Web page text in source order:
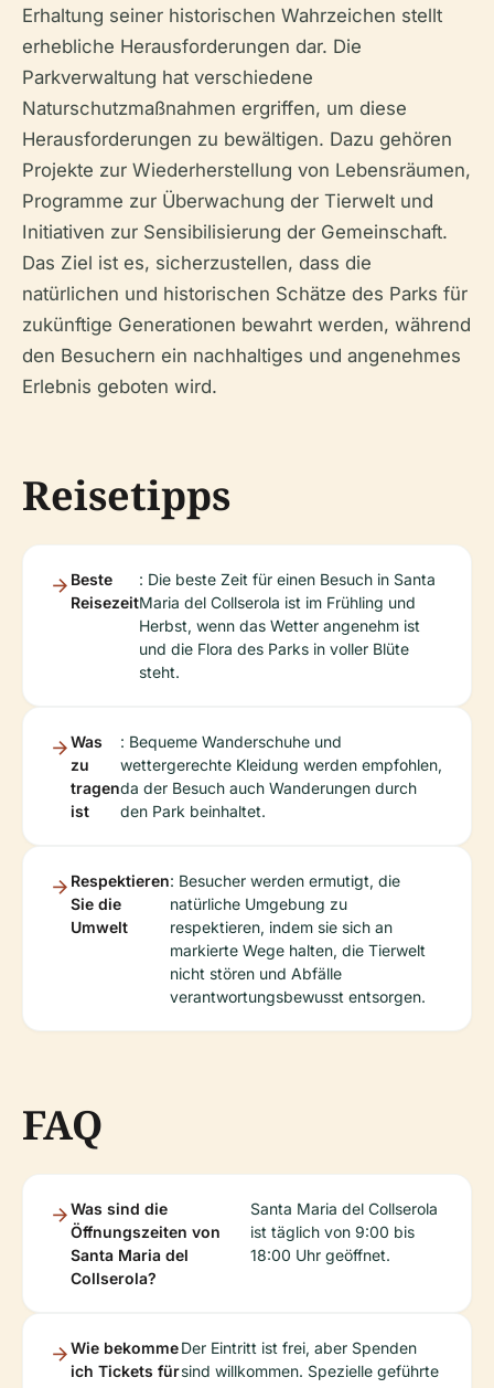
Erhaltung seiner historischen Wahrzeichen stellt
erhebliche Herausforderungen dar. Die
Parkverwaltung hat verschiedene
Naturschutzmaßnahmen ergriffen, um diese
Herausforderungen zu bewältigen. Dazu gehören
Projekte zur Wiederherstellung von Lebensräumen,
Programme zur Überwachung der Tierwelt und
Initiativen zur Sensibilisierung der Gemeinschaft.
Das Ziel ist es, sicherzustellen, dass die
natürlichen und historischen Schätze des Parks für
zukünftige Generationen bewahrt werden, während
den Besuchern ein nachhaltiges und angenehmes
Erlebnis geboten wird.
Reisetipps
Beste
Reisezeit
: Die beste Zeit für einen Besuch in Santa
Maria del Collserola ist im Frühling und
Herbst, wenn das Wetter angenehm ist
und die Flora des Parks in voller Blüte
steht.
Was
zu
tragen
ist
: Bequeme Wanderschuhe und
wettergerechte Kleidung werden empfohlen,
da der Besuch auch Wanderungen durch
den Park beinhaltet.
Respektieren
Sie die
Umwelt
: Besucher werden ermutigt, die
natürliche Umgebung zu
respektieren, indem sie sich an
markierte Wege halten, die Tierwelt
nicht stören und Abfälle
verantwortungsbewusst entsorgen.
FAQ
Was sind die
Öffnungszeiten von
Santa Maria del
Collserola?
Santa Maria del Collserola
ist täglich von 9:00 bis
18:00 Uhr geöffnet.
Wie bekomme
ich Tickets für
Der Eintritt ist frei, aber Spenden
sind willkommen. Spezielle geführte